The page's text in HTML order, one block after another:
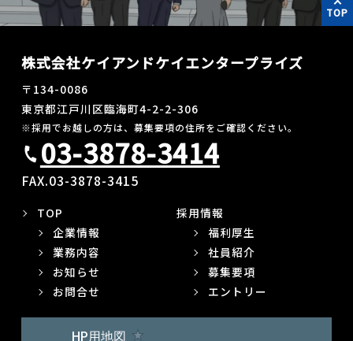
TOP
株式会社ケイアンドケイエンタープライズ
〒134-0086
東京都江戸川区臨海町4-2-2-306
※採用でお越しの方は、募集要項の住所をご確認ください。
call03-3878-3414
FAX.03-3878-3415
TOP
企業情報
業務内容
お知らせ
お問合せ
採用情報
福利厚生
社員紹介
募集要項
エントリー